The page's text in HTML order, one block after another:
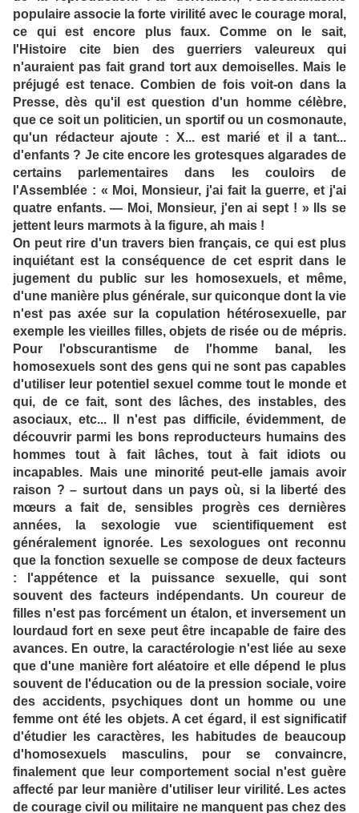
populaire associe la forte virilité avec le courage moral,
ce qui est encore plus faux. Comme on le sait,
l'Histoire cite bien des guerriers valeureux qui
n'auraient pas fait grand tort aux demoiselles. Mais le
préjugé est tenace. Combien de fois voit-on dans la
Presse, dès qu'il est question d'un homme célèbre,
que ce soit un politicien, un sportif ou un cosmonaute,
qu'un rédacteur ajoute : X... est marié et il a tant...
d'enfants ? Je cite encore les grotesques algarades de
certains parlementaires dans les couloirs de
l'Assemblée : « Moi, Monsieur, j'ai fait la guerre, et j'ai
quatre enfants. — Moi, Monsieur, j'en ai sept ! » Ils se
jettent leurs marmots à la figure, ah mais !
On peut rire d'un travers bien français, ce qui est plus
inquiétant est la conséquence de cet esprit dans le
jugement du public sur les homosexuels, et même,
d'une manière plus générale, sur quiconque dont la vie
n'est pas axée sur la copulation hétérosexuelle, par
exemple les vieilles filles, objets de risée ou de mépris.
Pour l'obscurantisme de l'homme banal, les
homosexuels sont des gens qui ne sont pas capables
d'utiliser leur potentiel sexuel comme tout le monde et
qui, de ce fait, sont des lâches, des instables, des
asociaux, etc... Il n'est pas difficile, évidemment, de
découvrir parmi les bons reproducteurs humains des
hommes tout à fait lâches, tout à fait idiots ou
incapables. Mais une minorité peut-elle jamais avoir
raison ? – surtout dans un pays où, si la liberté des
mœurs a fait de, sensibles progrès ces dernières
années, la sexologie vue scientifiquement est
généralement ignorée. Les sexologues ont reconnu
que la fonction sexuelle se compose de deux facteurs
: l'appétence et la puissance sexuelle, qui sont
souvent des facteurs indépendants. Un coureur de
filles n'est pas forcément un étalon, et inversement un
lourdaud fort en sexe peut être incapable de faire des
avances. En outre, la caractérologie n'est liée au sexe
que d'une manière fort aléatoire et elle dépend le plus
souvent de l'éducation ou de la pression sociale, voire
des accidents, psychiques dont un homme ou une
femme ont été les objets. A cet égard, il est significatif
d'étudier les caractères, les habitudes de beaucoup
d'homosexuels masculins, pour se convaincre,
finalement que leur comportement social n'est guère
affecté par leur manière d'utiliser leur virilité. Les actes
de courage civil ou militaire ne manquent pas chez des